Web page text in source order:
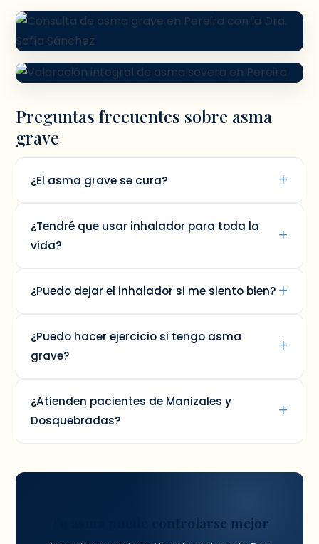
Preguntas frecuentes sobre asma
grave
¿El asma grave se cura?
¿Tendré que usar inhalador para toda la
vida?
¿Puedo dejar el inhalador si me siento bien?
¿Puedo hacer ejercicio si tengo asma
grave?
¿Atienden pacientes de Manizales y
Dosquebradas?
Tu asma puede controlarse mejor